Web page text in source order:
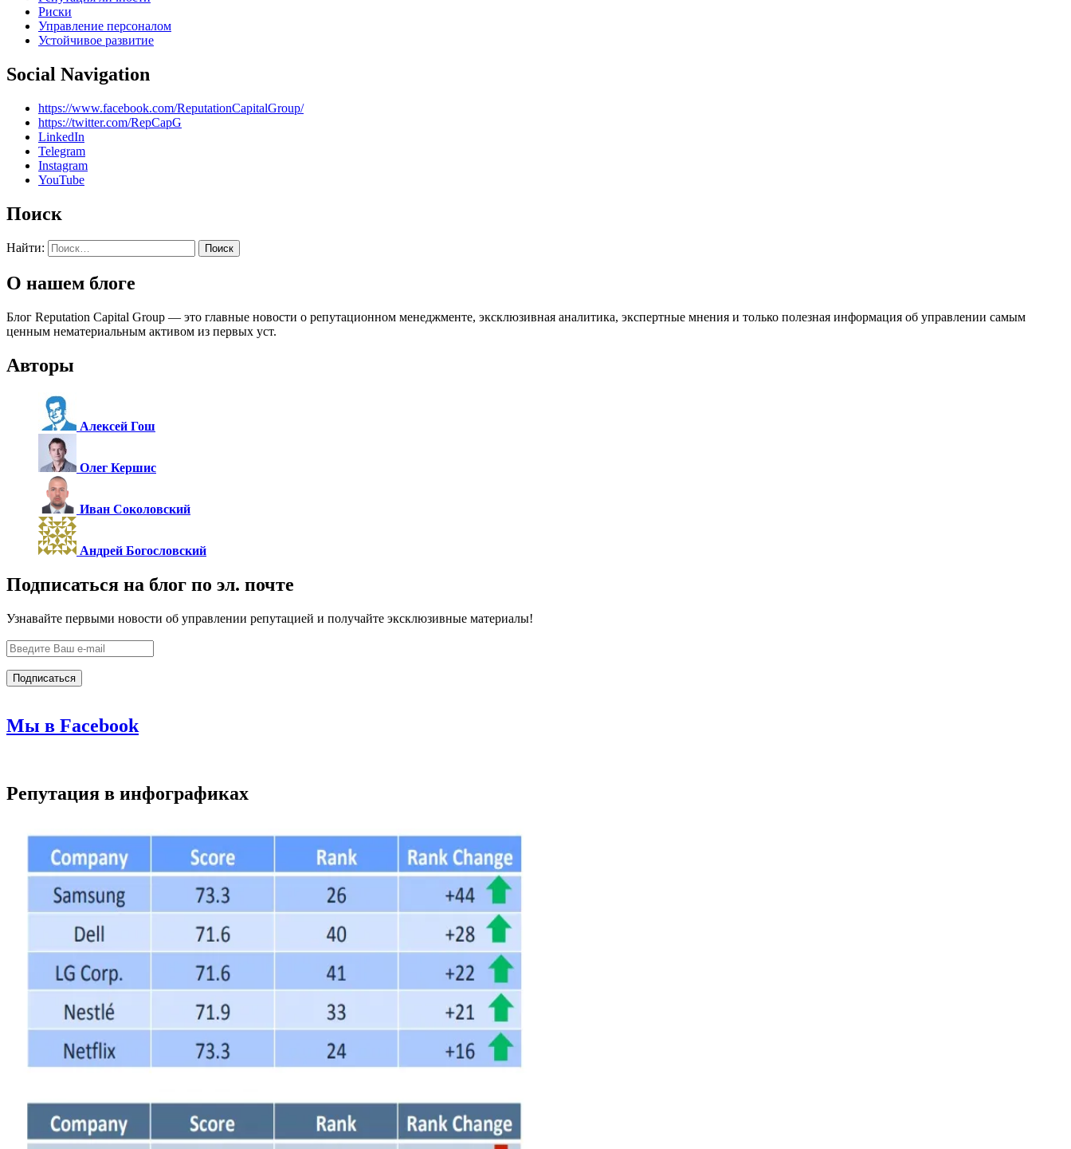
Риски
Управление персоналом
Устойчивое развитие
Social Navigation
https://www.facebook.com/ReputationCapitalGroup/
https://twitter.com/RepCapG
LinkedIn
Telegram
Instagram
YouTube
Поиск
Найти:
О нашем блоге
Блог Reputation Capital Group — это главные новости о репутационном менеджменте, эксклюзивная аналитика, экспертные мнения и только полезная информация об управлении самым
ценным нематериальным активом из первых уст.
Авторы
Алексей Гош
Олег Кершис
Иван Соколовский
Андрей Богословский
Подписаться на блог по эл. почте
Узнавайте первыми новости об управлении репутацией и получайте эксклюзивные материалы!
Мы в Facebook
Репутация в инфографиках